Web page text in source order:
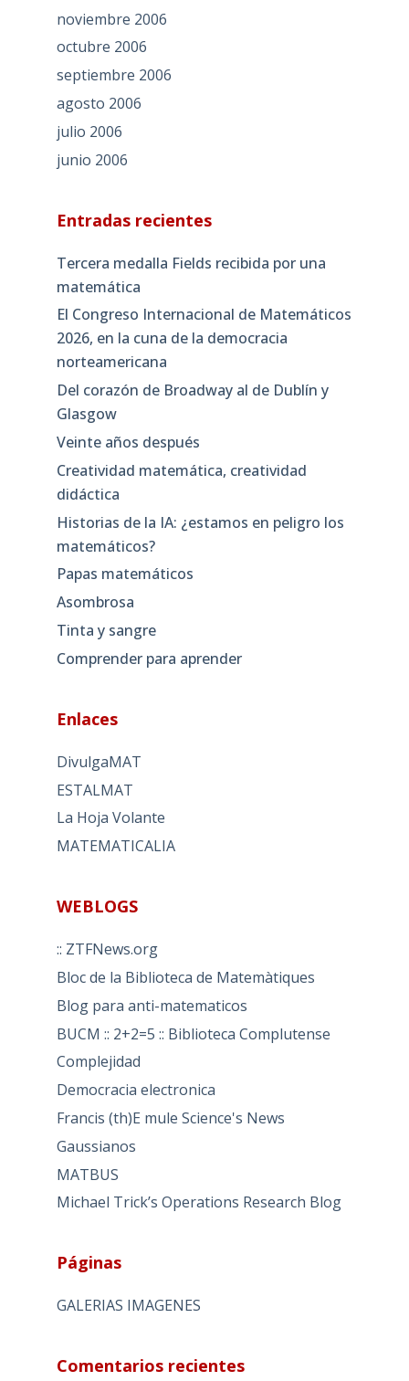
noviembre 2006
octubre 2006
septiembre 2006
agosto 2006
julio 2006
junio 2006
Entradas recientes
Tercera medalla Fields recibida por una
matemática
El Congreso Internacional de Matemáticos
2026, en la cuna de la democracia
norteamericana
Del corazón de Broadway al de Dublín y
Glasgow
Veinte años después
Creatividad matemática, creatividad
didáctica
Historias de la IA: ¿estamos en peligro los
matemáticos?
Papas matemáticos
Asombrosa
Tinta y sangre
Comprender para aprender
Enlaces
DivulgaMAT
ESTALMAT
La Hoja Volante
MATEMATICALIA
WEBLOGS
:: ZTFNews.org
Bloc de la Biblioteca de Matemàtiques
Blog para anti-matematicos
BUCM :: 2+2=5 :: Biblioteca Complutense
Complejidad
Democracia electronica
Francis (th)E mule Science's News
Gaussianos
MATBUS
Michael Trick’s Operations Research Blog
Páginas
GALERIAS IMAGENES
Comentarios recientes